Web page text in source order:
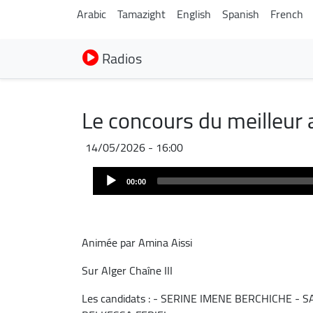
Arabic Tamazight English Spanish French
Radios
Le concours du
14/05/2026 - 16:00
Audio
Player 00:00
Animée par Amina Aissi
Sur Alger Chaîne III
Les candidats : - SERINE IMENE BERCHICHE -